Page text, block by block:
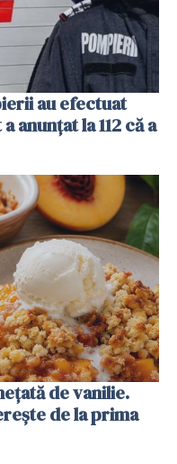
au efectuat
anunțat la 112 că a
de vanilie.
de la prima